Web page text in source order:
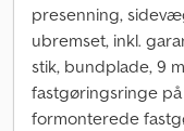
presenning,
ubremset, inkl.
stik, bundplade, 9
fastgøringsringe
formonterede